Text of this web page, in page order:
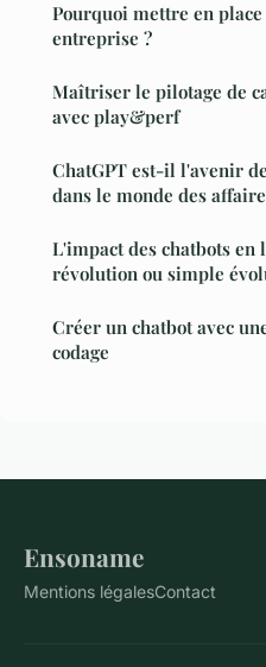
Pourquoi mettre en
entreprise ?
Maîtriser le pilotage de
avec play&perf
ChatGPT est-il l'avenir
dans le monde des
L'impact des chatbots
révolution ou simple
Créer un chatbot avec
codage
Ensoname
Mentions légalesContact